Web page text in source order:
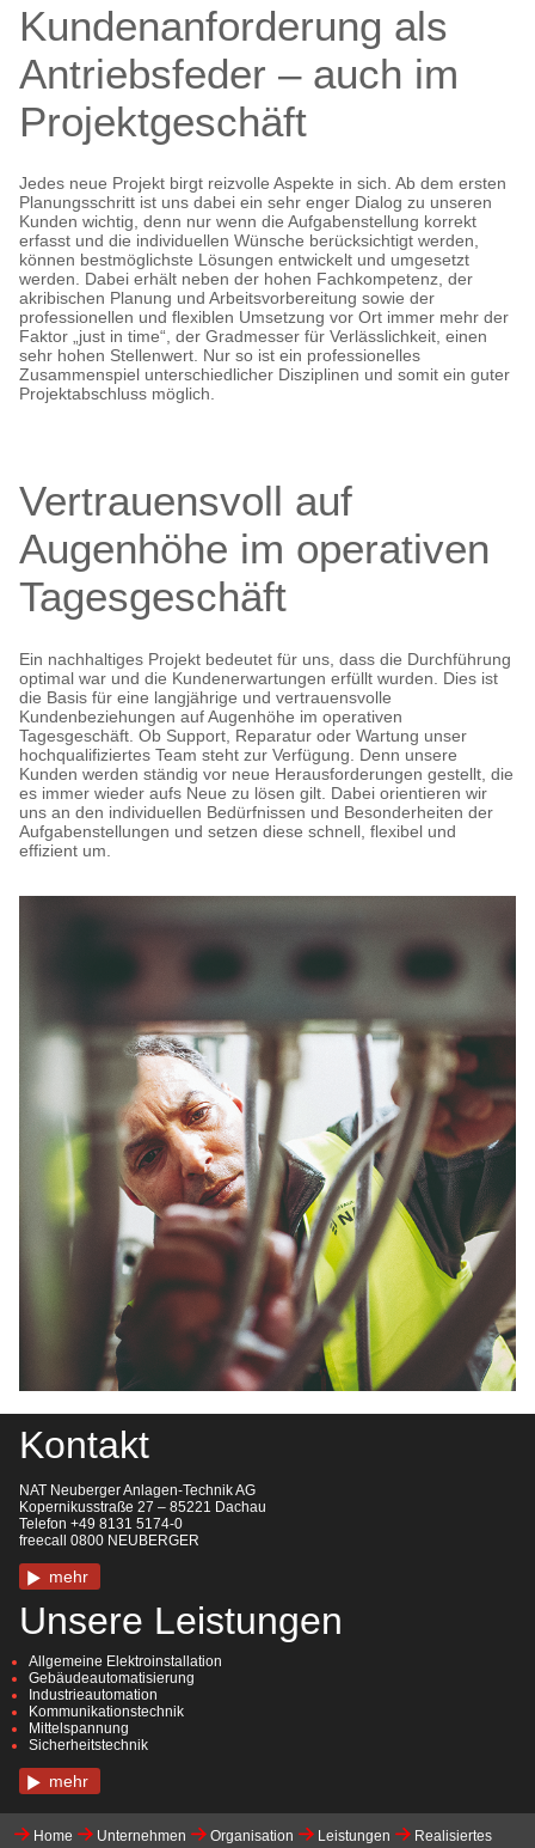
Kundenanforderung als
Antriebsfeder – auch im
Projektgeschäft
Jedes neue Projekt birgt reizvolle Aspekte in sich. Ab dem ersten
Planungsschritt ist uns dabei ein sehr enger Dialog zu unseren
Kunden wichtig, denn nur wenn die Aufgabenstellung korrekt
erfasst und die individuellen Wünsche berücksichtigt werden,
können bestmöglichste Lösungen entwickelt und umgesetzt
werden. Dabei erhält neben der hohen Fachkompetenz, der
akribischen Planung und Arbeitsvorbereitung sowie der
professionellen und flexiblen Umsetzung vor Ort immer mehr der
Faktor „just in time“, der Gradmesser für Verlässlichkeit, einen
sehr hohen Stellenwert. Nur so ist ein professionelles
Zusammenspiel unterschiedlicher Disziplinen und somit ein guter
Projektabschluss möglich.
Vertrauensvoll auf
Augenhöhe im operativen
Tagesgeschäft
Ein nachhaltiges Projekt bedeutet für uns, dass die Durchführung
optimal war und die Kundenerwartungen erfüllt wurden. Dies ist
die Basis für eine langjährige und vertrauensvolle
Kundenbeziehungen auf Augenhöhe im operativen
Tagesgeschäft. Ob Support, Reparatur oder Wartung unser
hochqualifiziertes Team steht zur Verfügung. Denn unsere
Kunden werden ständig vor neue Herausforderungen gestellt, die
es immer wieder aufs Neue zu lösen gilt. Dabei orientieren wir
uns an den individuellen Bedürfnissen und Besonderheiten der
Aufgabenstellungen und setzen diese schnell, flexibel und
effizient um.
Kontakt
NAT Neuberger Anlagen-Technik AG
Kopernikusstraße 27 – 85221 Dachau
Telefon +49 8131 5174-0
freecall 0800 NEUBERGER
mehr
Unsere Leistungen
Allgemeine Elektroinstallation
Gebäudeautomatisierung
Industrieautomation
Kommunikationstechnik
Mittelspannung
Sicherheitstechnik
mehr
Home Unternehmen Organisation Leistungen Realisiertes